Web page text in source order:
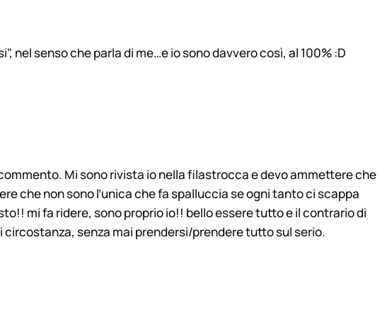
nel senso che parla di me…e io sono davvero così, al 100% :D
Mi sono rivista io nella filastrocca e devo ammettere che
che non sono l’unica che fa spalluccia se ogni tanto ci scappa
mi fa ridere, sono proprio io!! bello essere tutto e il contrario di
senza mai prendersi/prendere tutto sul serio.